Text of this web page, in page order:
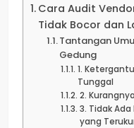
Cara Audit
Tidak Bocor dan
Tantangan
Gedung
1.
Tunggal
2.
3. Tidak
yang